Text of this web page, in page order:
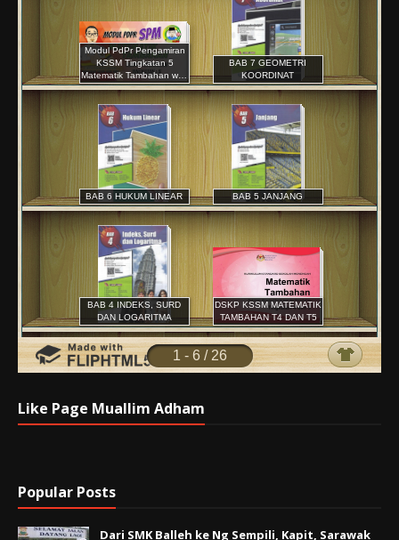
Like Page Muallim Adham
Popular Posts
Dari SMK Balleh ke Ng Sempili, Kapit, Sarawak